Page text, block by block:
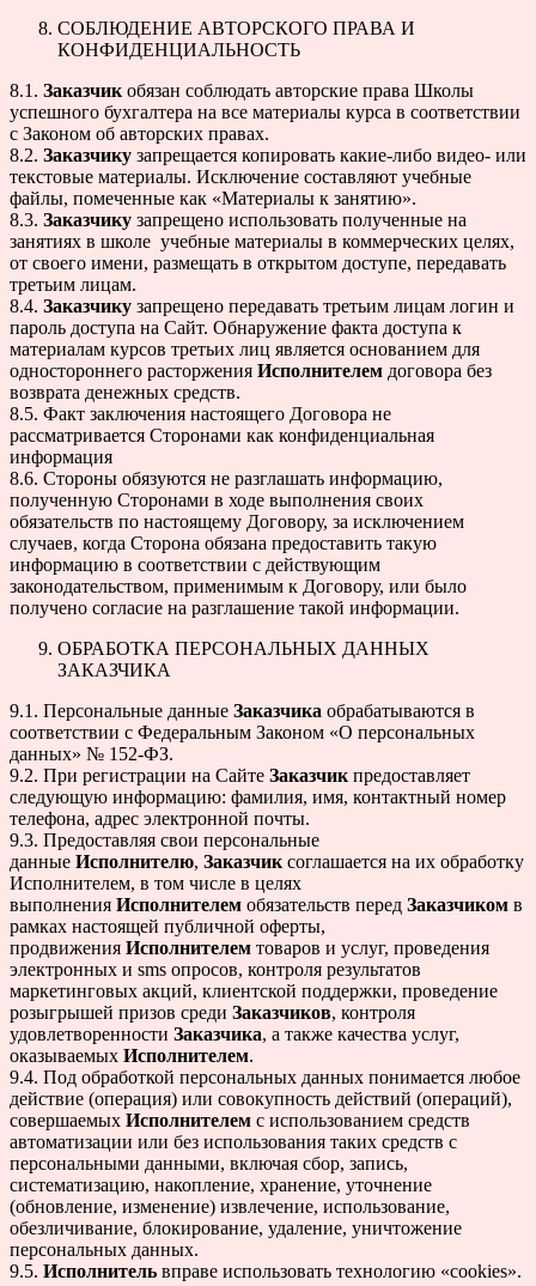
СОБЛЮДЕНИЕ АВТОРСКОГО ПРАВА И
КОНФИДЕНЦИАЛЬНОСТЬ
8.1. Заказчик обязан соблюдать авторские права Школы
успешного бухгалтера на все материалы курса в соответствии
с Законом об авторских правах.
8.2. Заказчику запрещается копировать какие-либо видео- или
текстовые материалы. Исключение составляют учебные
файлы, помеченные как «Материалы к занятию».
8.3. Заказчику запрещено использовать полученные на
занятиях в школе учебные материалы в коммерческих целях,
от своего имени, размещать в открытом доступе, передавать
третьим лицам.
8.4. Заказчику запрещено передавать третьим лицам логин и
пароль доступа на Сайт. Обнаружение факта доступа к
материалам курсов третьих лиц является основанием для
одностороннего расторжения Исполнителем договора без
возврата денежных средств.
8.5. Факт заключения настоящего Договора не
рассматривается Сторонами как конфиденциальная
информация
8.6. Стороны обязуются не разглашать информацию,
полученную Сторонами в ходе выполнения своих
обязательств по настоящему Договору, за исключением
случаев, когда Сторона обязана предоставить такую
информацию в соответствии с действующим
законодательством, применимым к Договору, или было
получено согласие на разглашение такой информации.
ОБРАБОТКА ПЕРСОНАЛЬНЫХ ДАННЫХ
ЗАКАЗЧИКА
9.1. Персональные данные Заказчика обрабатываются в
соответствии с Федеральным Законом «О персональных
данных» № 152-ФЗ.
9.2. При регистрации на Сайте Заказчик предоставляет
следующую информацию: фамилия, имя, контактный номер
телефона, адрес электронной почты.
9.3. Предоставляя свои персональные
данные Исполнителю, Заказчик соглашается на их обработку
Исполнителем, в том числе в целях
выполнения Исполнителем обязательств перед Заказчиком в
рамках настоящей публичной оферты,
продвижения Исполнителем товаров и услуг, проведения
электронных и sms опросов, контроля результатов
маркетинговых акций, клиентской поддержки, проведение
розыгрышей призов среди Заказчиков, контроля
удовлетворенности Заказчика, а также качества услуг,
оказываемых Исполнителем.
9.4. Под обработкой персональных данных понимается любое
действие (операция) или совокупность действий (операций),
совершаемых Исполнителем с использованием средств
автоматизации или без использования таких средств с
персональными данными, включая сбор, запись,
систематизацию, накопление, хранение, уточнение
(обновление, изменение) извлечение, использование,
обезличивание, блокирование, удаление, уничтожение
персональных данных.
9.5. Исполнитель вправе использовать технологию «cookies».